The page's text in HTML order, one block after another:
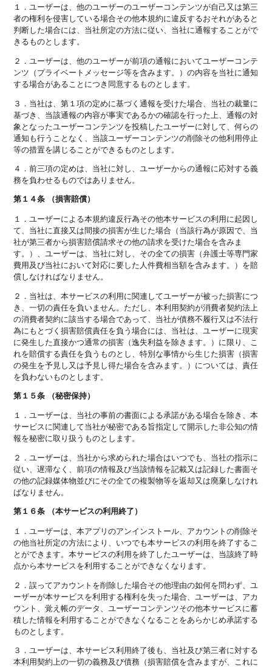
１．ユーザーは、他のユーザーのユーザーコンテンツが自己又は第三
者の権利を侵害している場合その他本規約に違反するおそれがあると
判断した場合には、当社所定の方法に従い、当社に通報することがで
きるものとします。
２．ユーザーは、他のユーザーが前項の通報においてユーザーコンテ
ンツ（プライベートメッセージ等を含みます。）の内容を当社に通知
する場合があることにつき同意するものとします。
３．当社は、第１項の定めに基づく通報を受けた場合、当社の裁量に
基づき、当該通報の内容が事実であるかの確認を行った上、通報の対
象となったユーザーコンテンツを投稿したユーザーに対して、何らの
通知も行うことなく、当該ユーザーコンテンツの削除その他利用停止
等の措置を講じることができるものとします。
４．前三項の定めは、当社に対し、ユーザーからの通報に応対する義
務を負わせるものではありません。
第１４条 （損害賠償）
１．ユーザーによる本規約違反行為その他本サービスの利用に起因し
て、当社に直接又は間接の損害が生じた場合（当該行為が原因で、当
社が第三者から損害賠償請求その他の請求を受けた場合を含みま
す。）、ユーザーは、当社に対し、その全ての損害（弁護士等専門家
費用及び当社において対応に要した人件費相当額を含みます。）を賠
償しなければなりません。
２．当社は、本サービスの利用に関連してユーザーが被った損害につ
き、一切の責任を負いません。ただし、本利用契約が消費者契約法上
の消費者契約に該当する場合であって、当社が債務不履行又は不法行
為にもとづく損害賠償責任を負う場合には、当社は、ユーザーに現実
に発生した直接かつ通常の損害（逸失利益を除きます。）に限り、こ
れを賠償する責任を負うものとし、特別な事情から生じた損害（損害
の発生を予見し又は予見し得た場合を含みます。）については、責任
を負わないものとします。
第１５条 （秘密保持）
１．ユーザーは、当社の事前の書面による承諾がある場合を除き、本
サービスに関連して当社が秘密である旨指定して開示した非公知の情
報を秘密に取り扱うものとします。
２．ユーザーは、当社から求められた場合はいつでも、当社の指示に
従い、遅滞なく、前項の情報及び当該情報を記載又は記録した書面そ
の他の記録媒体物並びにその全ての複製物等を返却又は廃棄しなけれ
ばなりません。
第１６条 （本サービスの利用終了）
１．ユーザーは、本アプリのアンインストール、アカウントの削除そ
の他当社所定の方法により、いつでも本サービスの利用を終了するこ
とができます。本サービスの利用を終了したユーザーは、当該終了時
点から本サービスを利用することができなくなります。
２．誤ってアカウントを削除した場合その他理由の如何を問わず、ユ
ーザーが本サービスを利用する権利を失った場合、ユーザーは、アカ
ウント、覚え帳のデータ、ユーザーコンテンツその他本サービスに蓄
積した情報を利用することができなくなることをあらかじめ承諾する
ものとします。
３．ユーザーは、本サービス利用終了後も、当社及び第三者に対する
本利用契約上の一切の義務及び債務（損害賠償を含みますが、これに